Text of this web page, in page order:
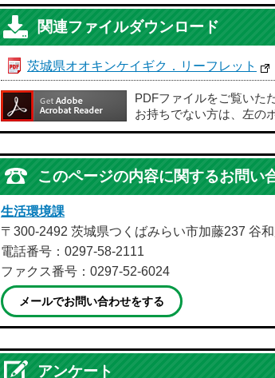
関連ファイルダウンロード
茨城県オオキンケイギク．リーフレット
PDFファイルをご覧いた
お持ちでない方は、左の
このページの内容に関するお問い
生活環境課
〒300-2492 茨城県つくばみらい市加藤237 谷
電話番号：0297-58-2111
ファクス番号：0297-52-6024
メールでお問い合わせをする
アンケート